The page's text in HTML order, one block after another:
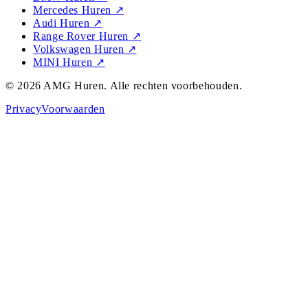
Mercedes Huren ↗
Audi Huren ↗
Range Rover Huren ↗
Volkswagen Huren ↗
MINI Huren ↗
©2026 AMG Huren. Alle rechten voorbehouden.
PrivacyVoorwaarden